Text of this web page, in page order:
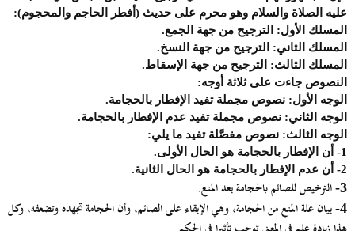
عليه الصلاة والسلام وهو محرم على حديث (أفطر الحاجم والمحجوم):
المسلك الأول: الترجيح من جهة الجمع.
المسلك الثاني: الترجيح من جهة النسخ.
المسلك الثالث: الترجيح من جهة الإسقاط.
النصوص جاءت على ثلاثة أوجه:
الوجه الأول: نصوص مجملة تفيد الإفطار بالحجامة.
الوجه الثاني: نصوص مجملة تفيد عدم الإفطار بالحجامة.
الوجه الثالث: نصوص مفصَّلة تفيد ما يلي:
1-
أن الإفطار بالحجامة هو الحال الأولى.
2-
أن عدم الإفطار بالحجامة هو الحال الثانية.
3- الترخيص للصائم بالحجامة بعد المنع.
4- بيان علة المنع من الحجامة، وهي الإبقاء على الصائم، وأن الحجامة تجهده وتضعفه، وكل